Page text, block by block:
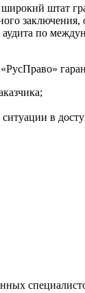
штат
аудита по
в